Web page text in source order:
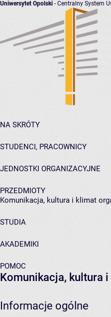
Uniwersytet Opolski - Centralny System
NA SKRÓTY
STUDENCI, PRACOWNICY
JEDNOSTKI ORGANIZACYJNE
PRZEDMIOTY
Komunikacja, kultura i klimat
STUDIA
AKADEMIKI
POMOC
Komunikacja, kultura
Informacje ogólne